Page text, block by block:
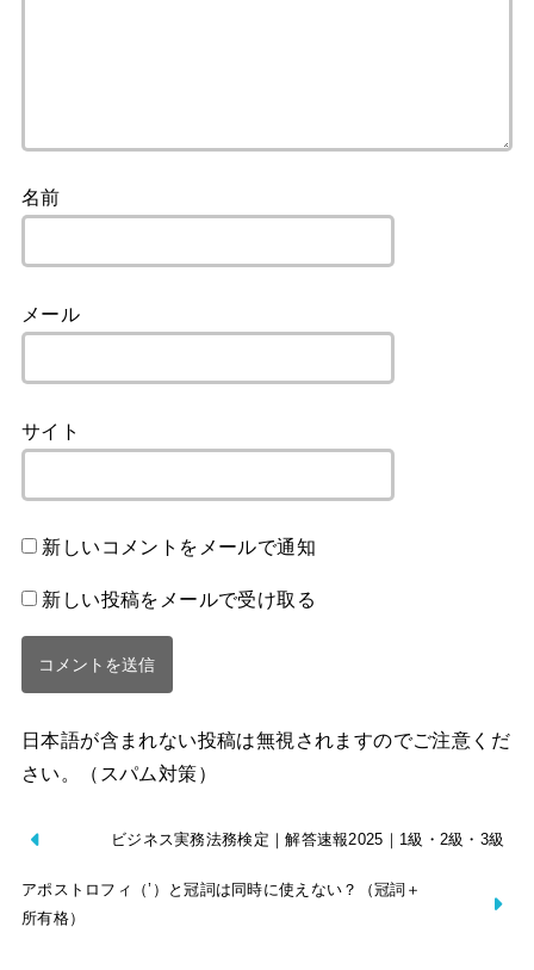
名前
メール
サイト
新しいコメントをメールで通知
新しい投稿をメールで受け取る
日本語が含まれない投稿は無視されますのでご注意くだ
さい。（スパム対策）
ビジネス実務法務検定｜解答速報2025｜1級・2級・3級
アポストロフィ（’）と冠詞は同時に使えない？（冠詞＋
所有格）